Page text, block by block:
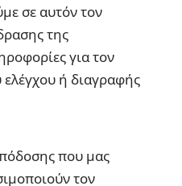
σε αυτόν τον
της
για τον
ή διαγραφής
που μας
τον